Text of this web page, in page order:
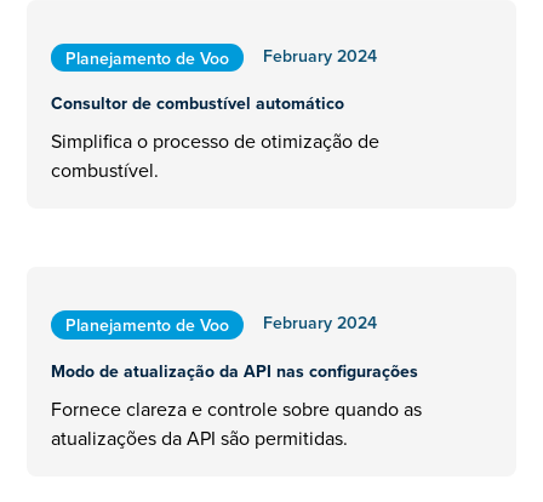
Planejamento de Voo
February 2024
Consultor de combustível automático
Simplifica o processo de otimização de
combustível.
Planejamento de Voo
February 2024
Modo de atualização da API nas configurações
Fornece clareza e controle sobre quando as
atualizações da API são permitidas.